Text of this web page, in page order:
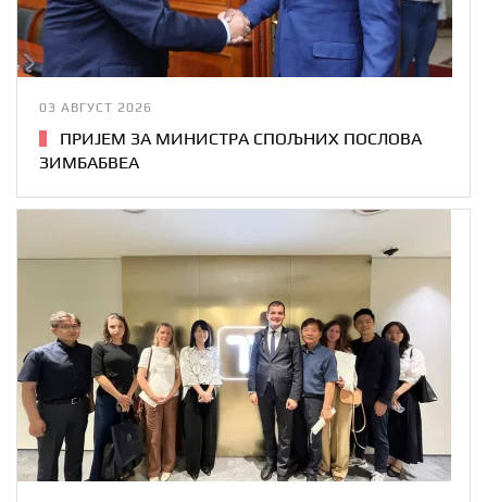
03 АВГУСТ 2026
ПРИЈЕМ ЗА МИНИСТРА СПОЉНИХ ПОСЛОВА
ЗИМБАБВЕА